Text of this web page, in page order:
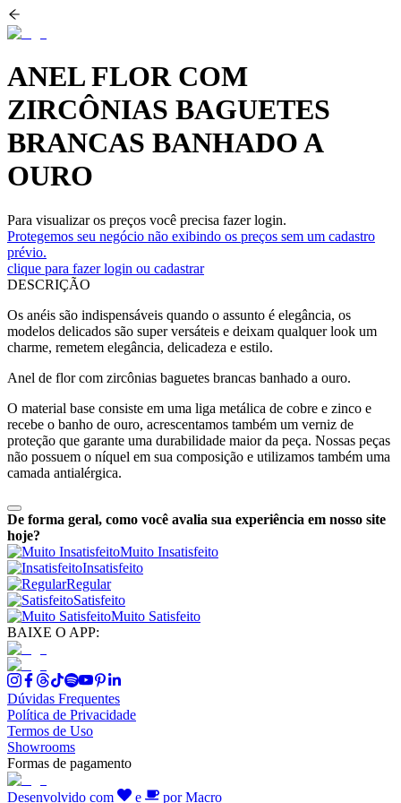
ANEL FLOR COM
ZIRCÔNIAS BAGUETES
BRANCAS BANHADO A
OURO
Para visualizar os preços você precisa fazer login.
Protegemos seu negócio não exibindo os preços sem um cadastro
prévio.
clique para fazer login ou cadastrar
DESCRIÇÃO
Os anéis são indispensáveis quando o assunto é elegância, os
modelos delicados são super versáteis e deixam qualquer look um
charme, remetem elegância, delicadeza e estilo.
Anel de flor com zircônias baguetes brancas banhado a ouro.
O material base consiste em uma liga metálica de cobre e zinco e
recebe o banho de ouro, acrescentamos também um verniz de
proteção que garante uma durabilidade maior da peça. Nossas peças
não possuem o níquel em sua composição e utilizamos também uma
camada antialérgica.
De forma geral, como você avalia sua experiência em nosso site
hoje?
Muito Insatisfeito
Insatisfeito
Regular
Satisfeito
Muito Satisfeito
BAIXE O APP:
Dúvidas Frequentes
Política de Privacidade
Termos de Uso
Showrooms
Formas de pagamento
Desenvolvido com e por Macro